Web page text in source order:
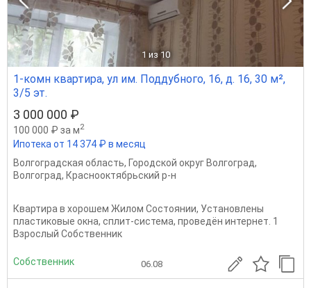
1 из 10
1-комн квартира, ул им. Поддубного, 16, д. 16, 30 м²,
3/5 эт.
3 000 000 ₽
100 000 ₽ за м2
Ипотека от 14 374 ₽ в месяц
Волгоградская область, Городской округ Волгоград,
Волгоград, Краснооктябрьский р-н
Квартира в хорошем Жилом Состоянии, Установлены
пластиковые окна, сплит-система, проведён интернет. 1
Взрослый Собственник
Собственник 06.08